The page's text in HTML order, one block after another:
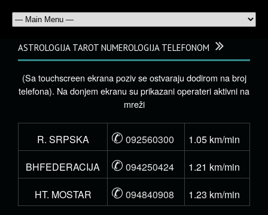
ASTROLOGIJA TAROT NUMEROLOGIJA TELEFONOM
(Sa touchscreen ekrana poziv se ostvaraju dodirom na broj
telefona). Na donjem ekranu su prikazani operateri aktivni na
mreži
R. SRPSKA ✆ 092560300
1.05 km/min
BHFEDERACIJA
✆ 094250424
1.21 km/min
HT. MOSTAR
✆ 094840908 1.23 km/min